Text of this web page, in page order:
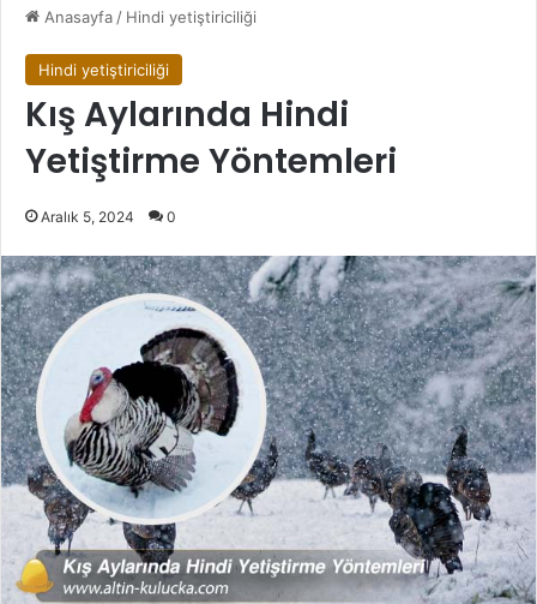
Anasayfa / Hindi yetiştiriciliği
Hindi yetiştiriciliği
Kış Aylarında Hindi
Yetiştirme Yöntemleri
Aralık 5, 2024 0